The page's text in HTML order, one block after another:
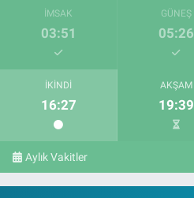
İMSAK
03:51
GÜNEŞ
05:26
İKINDI
16:27
AKŞAM
19:39
Aylık Vakitler